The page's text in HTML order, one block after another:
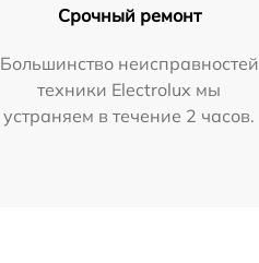
Срочный ремонт
Большинство неисправностей
техники Electrolux мы
устраняем в течение 2 часов.